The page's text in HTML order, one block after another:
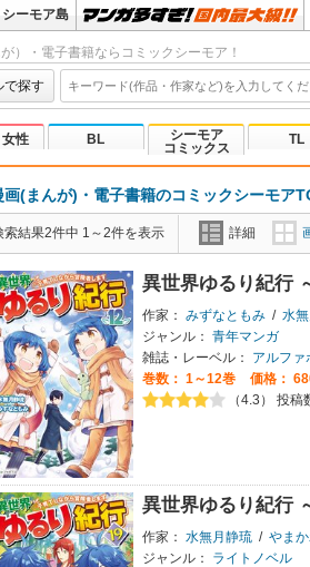
シーモア島
）・電子書籍ならコミックシーモア！
で探す
性 BL
シーモア
コミックス
TL
画(まんが)・電子書籍のコミックシーモア
索結果2件中 1～2件を表示 詳細
異世界ゆるり紀行
作家： みずなともみ / 水
ジャンル： 青年マンガ
雑誌・レーベル：
アルファ
巻数： 1～12巻
価格：
（4.3） 投稿
異世界ゆるり紀行
作家： 水無月静琉 / やま
ジャンル：
ライトノベル